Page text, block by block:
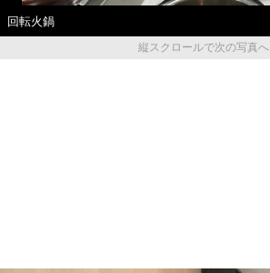
回転火鍋
縦スクロールで次の写真へ